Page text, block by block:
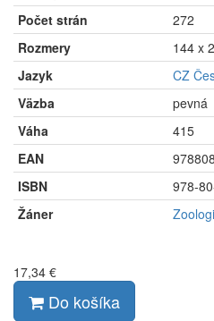
Počet strán
272
Rozmery
144 x
Jazyk
CZ
Väzba
pevná
Váha
415
EAN
ISBN
978-
Žáner
17,34 €
Do košíka